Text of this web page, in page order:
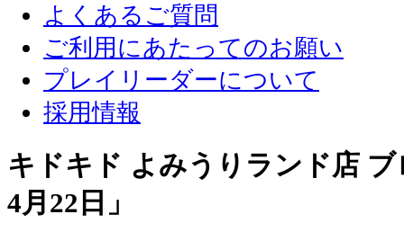
よくあるご質問
ご利用にあたってのお願い
プレイリーダーについて
採用情報
キドキド よみうりランド店
4月22日 」